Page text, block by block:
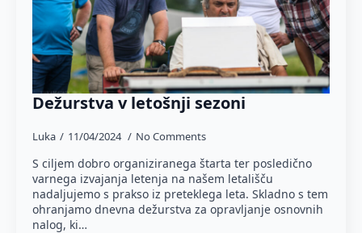
Dežurstva v letošnji sezoni
Luka 11/04/2024 No Comments
S ciljem dobro organiziranega štarta ter posledično
varnega izvajanja letenja na našem letališču
nadaljujemo s prakso iz preteklega leta. Skladno s tem
ohranjamo dnevna dežurstva za opravljanje osnovnih
nalog, ki…